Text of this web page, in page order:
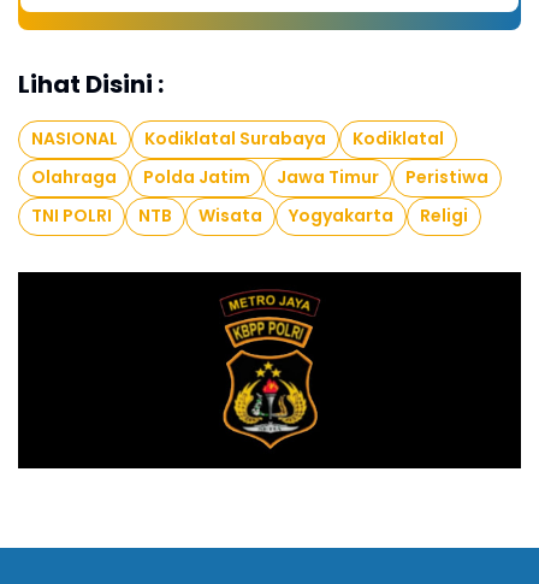
Lihat Disini :
NASIONAL Kodiklatal Surabaya
Kodiklatal
Olahraga
Polda Jatim Jawa Timur
Peristiwa
TNI POLRI
NTB Wisata Yogyakarta Religi